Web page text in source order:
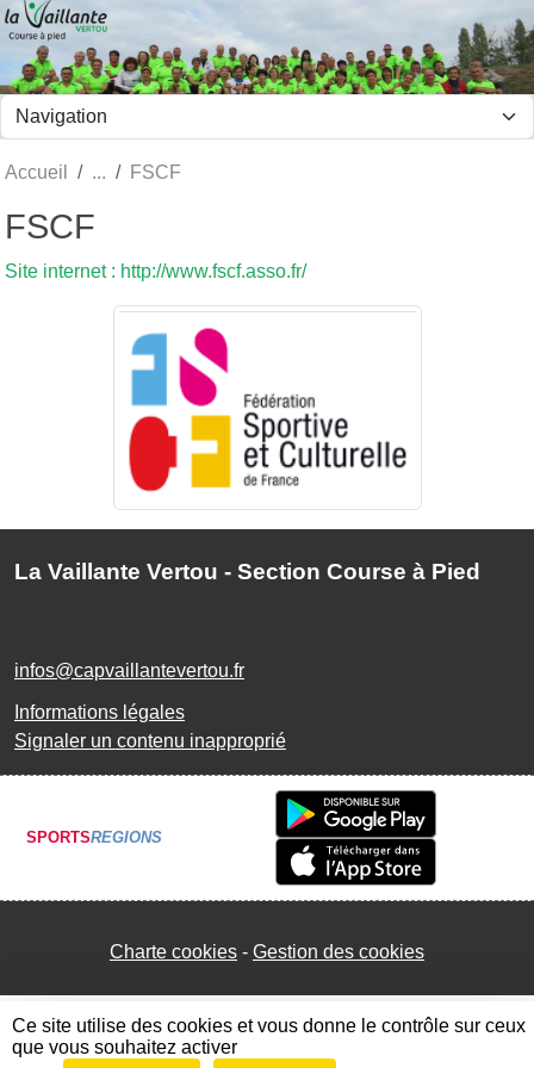
Accueil FSCF
FSCF
Site internet : http://www.fscf.asso.fr/
La Vaillante Vertou - Section Course à Pied
infos@capvaillantevertou.fr
Informations légales
Signaler un contenu inapproprié
SPORTSREGIONS
Charte cookies Gestion des cookies
Panneau de gestion des cookies
Ce site utilise des cookies et vous donne le contrôle sur ceux
que vous souhaitez activer